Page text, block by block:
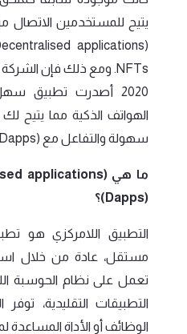
يتيح للمستخدمين الاتصال
2020 أصدرت تطبيق
سهولة والتفاعل مع (Dapps) الأخرى.
(Dapps)؟
التطبيق اللامركزي هو
مستقل، عادة من خلال
الوظائف أو الأداة المساعدة